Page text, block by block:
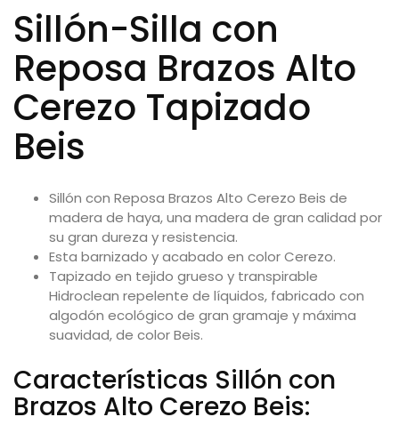
Sillón-Silla con
Reposa Brazos Alto
Cerezo Tapizado
Beis
Sillón con Reposa Brazos Alto Cerezo Beis de
madera de haya, una madera de gran calidad por
su gran dureza y resistencia.
Esta barnizado y acabado en color Cerezo.
Tapizado en tejido grueso y transpirable
Hidroclean repelente de líquidos, fabricado con
algodón ecológico de gran gramaje y máxima
suavidad, de color Beis.
Características Sillón con
Brazos Alto Cerezo Beis: